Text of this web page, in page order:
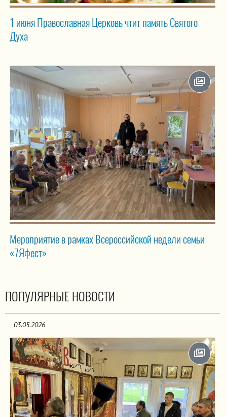
1 июня Православная Церковь чтит память Святого
Духа
Мероприятие в рамках Всероссийской недели семьи
«7Яфест»
ПОПУЛЯРНЫЕ НОВОСТИ
03.05.2026